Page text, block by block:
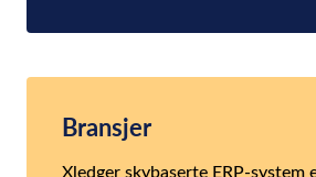
Bransjer
Xledger skybaserte ERP-system